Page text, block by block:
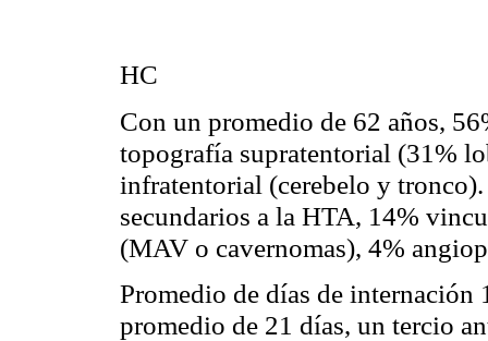
HC
Con un promedio de 62 años,
topografía supratentorial (31%
infratentorial (cerebelo y
secundarios a la HTA, 14%
(MAV o cavernomas), 4%
Promedio de días de
promedio de 21 días, un tercio